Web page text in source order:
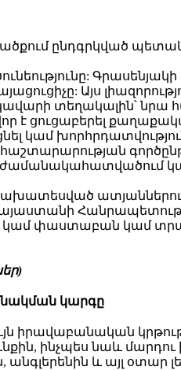
ընդգրկված
Այս
տեղակալին՝
է ցուցաբերել
կամ
ժամանակահատվածում
նախատեսված
կամ փաստաբան կամ
կարգը
իրավաբանական
ինչպես նաև մարդու
անգլերենին և այլ